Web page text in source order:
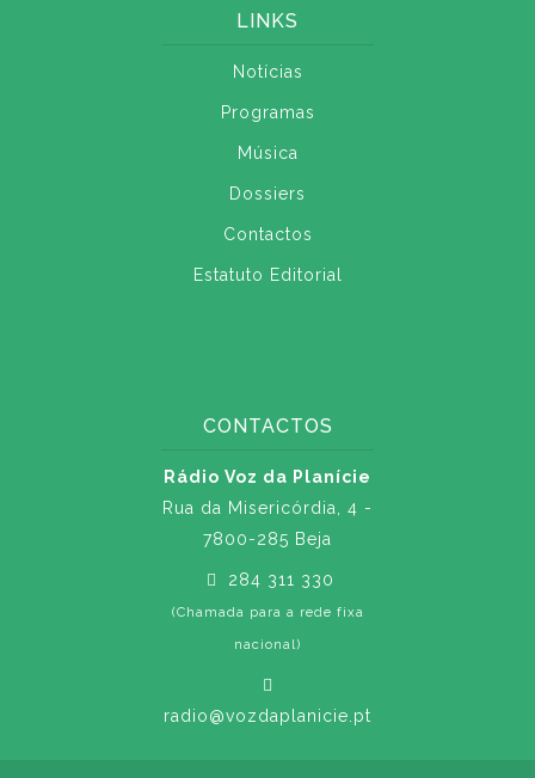
LINKS
Notícias
Programas
Música
Dossiers
Contactos
Estatuto Editorial
CONTACTOS
Rádio Voz da Planície
Rua da Misericórdia, 4 -
7800-285 Beja
284 311 330
(Chamada para a rede fixa
nacional)
radio@vozdaplanicie.pt